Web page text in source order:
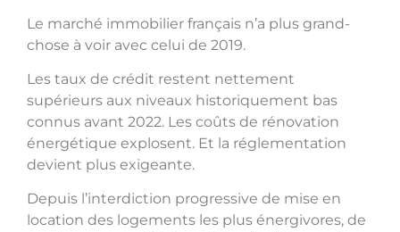
Le marché immobilier français n’a plus grand-
chose à voir avec celui de 2019.
Les taux de crédit restent nettement
supérieurs aux niveaux historiquement bas
connus avant 2022. Les coûts de rénovation
énergétique explosent. Et la réglementation
devient plus exigeante.
Depuis l’interdiction progressive de mise en
location des logements les plus énergivores, de